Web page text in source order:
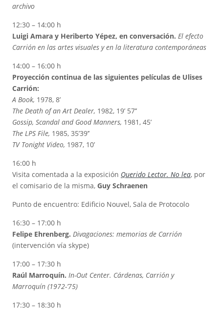
archivo
12:30 – 14:00 h
Luigi Amara y Heriberto Yépez, en conversación. El efecto
Carrión en las artes visuales y en la literatura contemporáneas
14:00 – 16:00 h
Proyección continua de las siguientes películas de Ulises
Carrión:
A Book, 1978, 8’
The Death of an Art Dealer, 1982, 19’ 57’’
Gossip, Scandal and Good Manners, 1981, 45’
The LPS File, 1985, 35’39’’
TV Tonight Video, 1987, 10’
16:00 h
Visita comentada a la exposición Querido Lector. No lea, por
el comisario de la misma, Guy Schraenen
Punto de encuentro: Edificio Nouvel, Sala de Protocolo
16:30 – 17:00 h
Felipe Ehrenberg. Divagaciones: memorias de Carrión
(intervención vía skype)
17:00 – 17:30 h
Raúl Marroquín. In-Out Center. Cárdenas, Carrión y
Marroquín (1972-’75)
17:30 – 18:30 h